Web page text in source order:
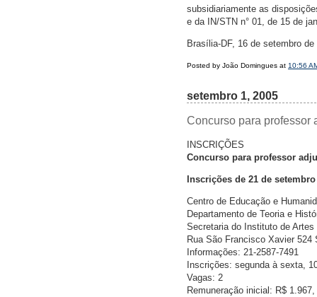
subsidiariamente as
e da IN/STN n° 01, de 15 de
Brasília-DF, 16 de setembro de
Posted by João Domingues at 10:56
setembro 1, 2005
Concurso para professor
INSCRIÇÕES
Concurso para professor
Inscrições de 21 de
Centro de Educação e
Departamento de Teoria e
Secretaria do Instituto de Artes
Rua São Francisco Xavier 524
Informações: 21-2587-7491
Inscrições: segunda à sexta,
Vagas: 2
Remuneração inicial: R$ 1.967,